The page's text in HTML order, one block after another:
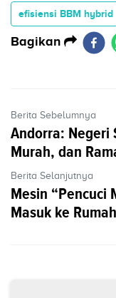
efisiensi BBM hybrid
Bagikan
Berita Sebelumnya
Andorra: Negeri
Murah, dan
Berita Selanjutnya
Mesin “Pencuci
Masuk ke